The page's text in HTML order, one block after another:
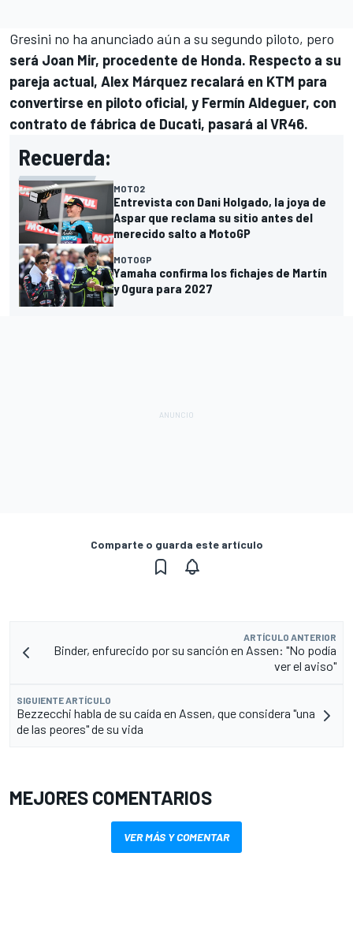
Gresini no ha anunciado aún a su segundo piloto, pero
será Joan Mir, procedente de Honda. Respecto a su
pareja actual, Alex Márquez recalará en KTM para
convertirse en piloto oficial, y Fermín Aldeguer, con
contrato de fábrica de Ducati, pasará alVR46.
Recuerda:
MOTO2
Entrevista con Dani Holgado, la joya de
Aspar que reclama su sitio antes del
merecido salto a MotoGP
MOTOGP
Yamaha confirma los fichajes de Martín
y Ogura para 2027
Comparte o guarda este artículo
ARTÍCULO ANTERIOR
Binder, enfurecido por su sanción en Assen: "No podía
ver el aviso"
SIGUIENTE ARTÍCULO
Bezzecchi habla de su caída en Assen, que considera "una
de las peores" de su vida
MEJORES COMENTARIOS
VER MÁS Y COMENTAR